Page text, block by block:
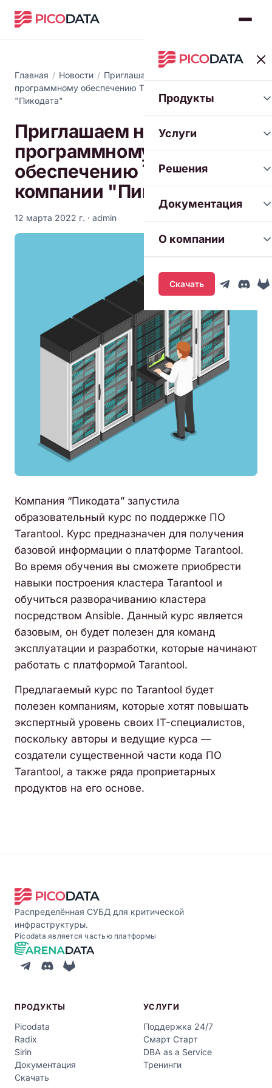
Продукты
Услуги
Решения
Документация
О компании
Скачать
Главная / Новости / Приглашаем на курс по
программному обеспечению Tarantool от компании
"Пикодата"
Приглашаем на курс по
программному
обеспечению Tarantool от
компании "Пикодата"
12 марта 2022 г. · admin
Компания “Пикодата” запустила
образовательный курс по поддержке ПО
Tarantool. Курс предназначен для получения
базовой информации о платформе Tarantool.
Во время обучения вы сможете приобрести
навыки построения кластера Tarantool и
обучиться разворачиванию кластера
посредством Ansible. Данный курс является
базовым, он будет полезен для команд
эксплуатации и разработки, которые начинают
работать с платформой Tarantool.
Предлагаемый курс по Tarantool будет
полезен компаниям, которые хотят повышать
экспертный уровень своих IT-специалистов,
поскольку авторы и ведущие курса —
создатели существенной части кода ПО
Tarantool, а также ряда проприетарных
продуктов на его основе.
Распределённая СУБД для критической
инфраструктуры.
Picodata является частью платформы
ПРОДУКТЫ
Picodata
Radix
Sirin
Документация
Скачать
УСЛУГИ
Поддержка 24/7
Смарт Старт
DBA as a Service
Тренинги